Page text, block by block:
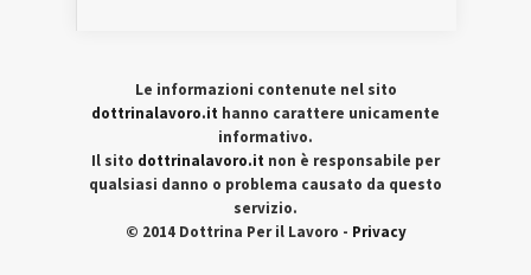
Le informazioni contenute nel sito
dottrinalavoro.it hanno carattere unicamente
informativo.
Il sito dottrinalavoro.it non è responsabile per
qualsiasi danno o problema causato da questo
servizio.
© 2014 Dottrina Per il Lavoro - Privacy